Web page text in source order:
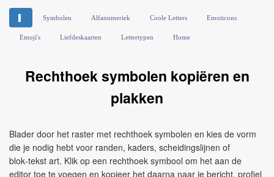
Symbolen Alfanumeriek Coole Letters Emoticons
Emoji's Liefdeskaarten Lettertypen Home
Rechthoek symbolen kopiëren en
plakken
Blader door het raster met rechthoek symbolen en kies de vorm
die je nodig hebt voor randen, kaders, scheidingslijnen of
blok‑tekst art. Klik op een rechthoek symbool om het aan de
editor toe te voegen en kopieer het daarna naar je bericht, profiel